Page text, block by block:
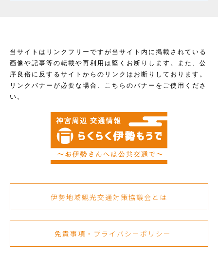
当サイトはリンクフリーですが当サイト内に掲載されている
画像や記事等の転載や再利用は堅くお断りします。また、公
序良俗に反するサイトからのリンクはお断りしております。
リンクバナーが必要な場合、こちらのバナーをご使用くださ
い。
伊勢地域観光交通対策協議会とは
免責事項・プライバシーポリシー